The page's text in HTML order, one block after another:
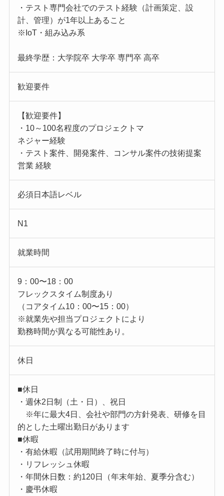
・テスト専門会社でのテスト経験（計画策定、設
計、管理）が1年以上あること
※IoT・組み込み系
最終学歴：大学院卒 大学卒 専門卒 高卒
歓迎要件
【歓迎要件】
・10～100名程度のプロジェクトマ
ネジャー経験
・テスト案件、開発案件、コンサル案件の技術提案
営業 経験
必須日本語レベル
N1
就業時間
9：00〜18：00
フレックスタイム制度あり
（コアタイム10：00〜15：00）
※就業先や担当プロジェクトにより
勤務時間が異なる可能性あり。
休日
■休日
・週休2日制（土・日）、祝日
※年に最大4日、会社や部門の方針発表、研修を目
的とした土曜出勤日があります
■休暇
・有給休暇（試用期間終了時に付与）
・リフレッシュ休暇
・年間休日数：約120日（年末年始、夏季分含む）
・慶弔休暇